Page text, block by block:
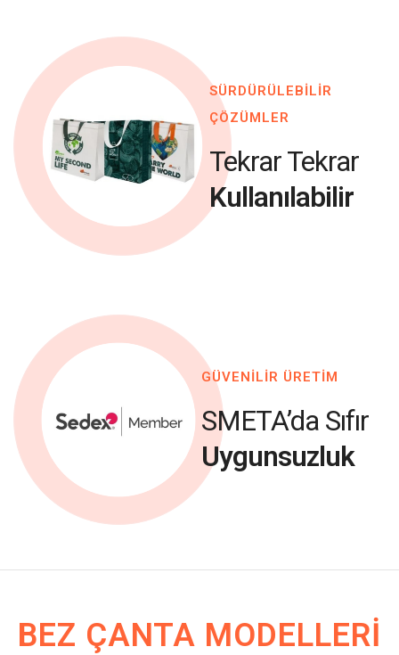
SÜRDÜRÜLEBİLİR
ÇÖZÜMLER
Tekrar Tekrar
Kullanılabilir
GÜVENİLİR ÜRETİM
SMETA’da Sıfır
Uygunsuzluk
BEZ ÇANTA MODELLERI